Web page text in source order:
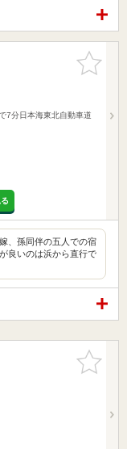
お気に入
りに追加
7分日本海東北自動車道
、孫同伴の五人での宿
良いのは浜から直行で
お気に入
りに追加